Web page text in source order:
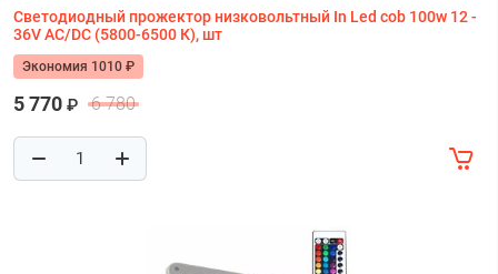
Светодиодный прожектор низковольтный In Led cob 100w 12 -
36V AC/DC (5800-6500 К), шт
Экономия 1010 ₽
5 770 ₽ 6 780